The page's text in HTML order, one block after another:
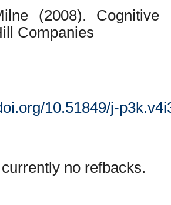
(2008). Cognitive
Companies
10.51849/j-
no refbacks.